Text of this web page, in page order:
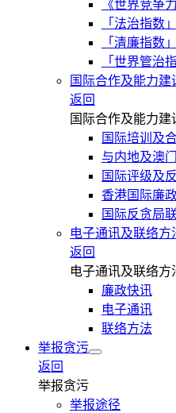
《世界竞争
「法治指数」
「清廉指数」
「世界管治
国际合作及能力建
返回
国际合作及能力建
国际培训及
与内地及澳
国际评级及
香港国际廉
国际反贪局
电子通讯及联络方
返回
电子通讯及联络方
廉政快讯
电子通讯
联络方法
举报贪污
返回
举报贪污
举报途径